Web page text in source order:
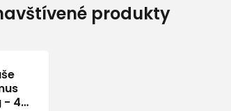
produkty
- 4